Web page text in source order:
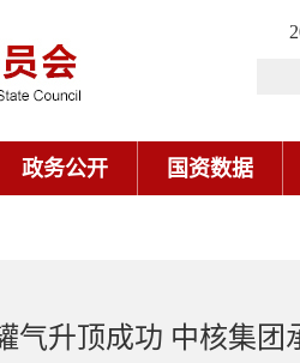
政务公开 国资数据
气升顶成功 中核集团